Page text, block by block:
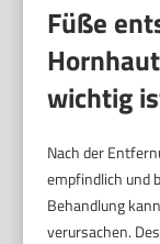
Füße
wichtig
Nach der
empfindlich und
Behandlung
verursachen.